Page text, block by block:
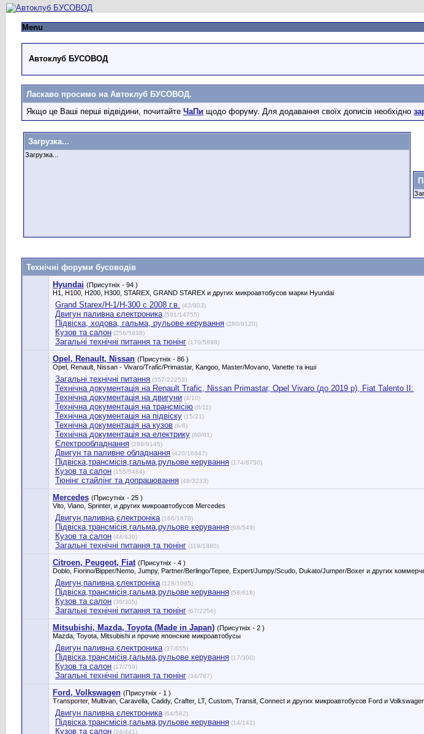
Menu
Автоклуб БУСОВОД
Ласкаво просимо на Автоклуб БУСОВОД.
Якщо це Ваші перші відвідини, почитайте ЧаПи щодо форуму. Для додавання своїх дописів необхідно
Загрузка...
Загрузка...
Технічні форуми бусоводів
Hyundai (Присутніх - 94 )
H1, H100, H200, H300, STAREX, GRAND STAREX и других микроавтобусов марки Hyundai
Grand Starex/H-1/H-300 с 2008 г.в. (43/803)
Двигун паливна єлектроника (591/14755)
Підвіска, ходова, гальма, рульове керування (280/9120)
Кузов та салон (256/5938)
Загальні технічні питання та тюнінг (170/5898)
Opel, Renault, Nissan (Присутніх - 86 )
Opel, Renault, Nissan - Vivaro/Trafic/Primastar, Kangoo, Master/Movano, Vanette та інші
Загальні технічні питання (357/22253)
Технічна документація на Renault Trafic, Nissan Primastar, Оpel Vivaro (до 2019 р), Fiat Talento II:
Технічна документація на двигуни (4/10)
Технічна документація на трансмісію (8/11)
Технічна документація на підвіску (15/21)
Технічна документація на кузов (6/6)
Технічна документація на електрику (60/61)
Єлектрообладнання (289/9145)
Двигун та паливне обладнання (420/16947)
Підвіска,трансмісія,гальма,рульове керування (174/8750)
Кузов та салон (155/5484)
Тюнінг стайлінг та допрацювання (48/3233)
Mercedes (Присутніх - 25 )
Vito, Viano, Sprinter, и других микроавтобусов Mercedes
Двигун,паливна,єлектроніка (166/1670)
Підвіска,трансмісія,гальма,рульове керування (68/549)
Кузов та салон (44/430)
Загальні технічні питання та тюнінг (119/1880)
Citroen, Peugeot, Fiat (Присутніх - 4 )
Doblo, Fiorino/Bipper/Nemo, Jumpy, Partner/Berlingo/Tepee, Expert/Jumpy/Scudo, Dukato/Jumper/Boxer и других
Двигун,паливна,єлектроніка (128/1095)
Підвіска,трансмісія,гальма,рульове керування (58/616)
Кузов та салон (36/305)
Загальні технічні питання та тюнінг (67/2256)
Mitsubishi, Mazda, Toyota (Made in Japan) (Присутніх - 2 )
Mazda, Toyota, Mitsubishi и прочие японские микроавтобусы
Двигун паливна єлектроника (37/655)
Підвіска,трансмісія,гальма,рульове керування (17/300)
Кузов та салон (17/759)
Загальні технічні питання та тюнінг (34/787)
Ford, Volkswagen (Присутніх - 1 )
Transporter, Multivan, Caravella, Caddy, Crafter, LT, Custom, Transit, Connect и других микроавтобусов Ford и
Двигун паливна єлектроника (64/582)
Підвіска,трансмісія,гальма,рульове керування (14/141)
Кузов та салон (24/441)